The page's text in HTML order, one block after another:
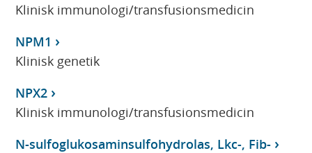
Klinisk immunologi/transfusionsmedicin
NPM1
Klinisk genetik
NPX2
Klinisk immunologi/transfusionsmedicin
N-sulfoglukosaminsulfohydrolas, Lkc-, Fib-